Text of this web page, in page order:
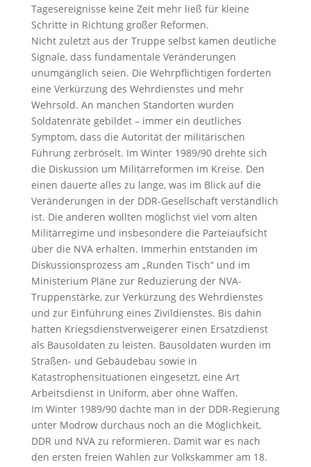
Tagesereignisse keine Zeit mehr ließ für kleine
Schritte in Richtung großer Reformen.
Nicht zuletzt aus der Truppe selbst kamen deutliche
Signale, dass fundamentale Veränderungen
unumgänglich seien. Die Wehrpflichtigen forderten
eine Verkürzung des Wehrdienstes und mehr
Wehrsold. An manchen Standorten wurden
Soldatenräte gebildet – immer ein deutliches
Symptom, dass die Autorität der militärischen
Führung zerbröselt. Im Winter 1989/90 drehte sich
die Diskussion um Militärreformen im Kreise. Den
einen dauerte alles zu lange, was im Blick auf die
Veränderungen in der DDR-Gesellschaft verständlich
ist. Die anderen wollten möglichst viel vom alten
Militärregime und insbesondere die Parteiaufsicht
über die NVA erhalten. Immerhin entstanden im
Diskussionsprozess am „Runden Tisch“ und im
Ministerium Pläne zur Reduzierung der NVA-
Truppenstärke, zur Verkürzung des Wehrdienstes
und zur Einführung eines Zivildienstes. Bis dahin
hatten Kriegsdienstverweigerer einen Ersatzdienst
als Bausoldaten zu leisten. Bausoldaten wurden im
Straßen- und Gebäudebau sowie in
Katastrophensituationen eingesetzt, eine Art
Arbeitsdienst in Uniform, aber ohne Waffen.
Im Winter 1989/90 dachte man in der DDR-Regierung
unter Modrow durchaus noch an die Möglichkeit,
DDR und NVA zu reformieren. Damit war es nach
den ersten freien Wahlen zur Volkskammer am 18.